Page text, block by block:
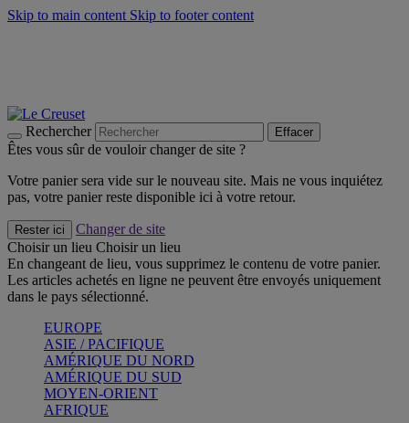
Skip to main content Skip to footer content
Rechercher Effacer
Êtes vous sûr de vouloir changer de site ?
Votre panier sera vide sur le nouveau site. Mais ne vous inquiétez
pas, votre panier reste disponible ici à votre retour.
Rester ici
Changer de site
Choisir un lieu Choisir un lieu
En changeant de lieu, vous supprimez le contenu de votre panier.
Les articles achetés en ligne ne peuvent être envoyés uniquement
dans le pays sélectionné.
EUROPE
ASIE / PACIFIQUE
AMÉRIQUE DU NORD
AMÉRIQUE DU SUD
MOYEN-ORIENT
AFRIQUE